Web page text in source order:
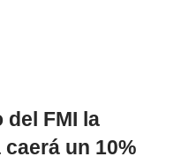
FMI la
un 10%